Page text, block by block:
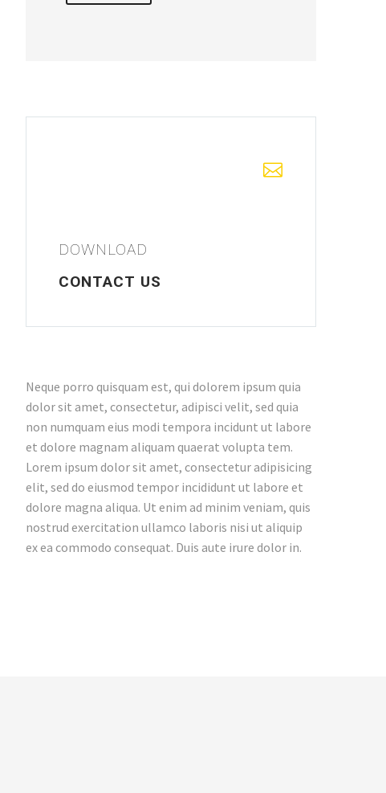


DOWNLOAD
CONTACT US
Neque porro quisquam est, qui dolorem ipsum quia
dolor sit amet, consectetur, adipisci velit, sed quia
non numquam eius modi tempora incidunt ut labore
et dolore magnam aliquam quaerat volupta tem.
Lorem ipsum dolor sit amet, consectetur adipisicing
elit, sed do eiusmod tempor incididunt ut labore et
dolore magna aliqua. Ut enim ad minim veniam, quis
nostrud exercitation ullamco laboris nisi ut aliquip
ex ea commodo consequat. Duis aute irure dolor in.